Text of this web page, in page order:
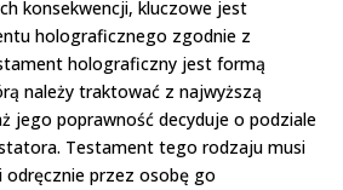
konsekwencji, kluczowe jest
holograficznego zgodnie z
holograficzny jest formą
należy traktować z najwyższą
jego poprawność decyduje o podziale
Testament tego rodzaju musi
odręcznie przez osobę go